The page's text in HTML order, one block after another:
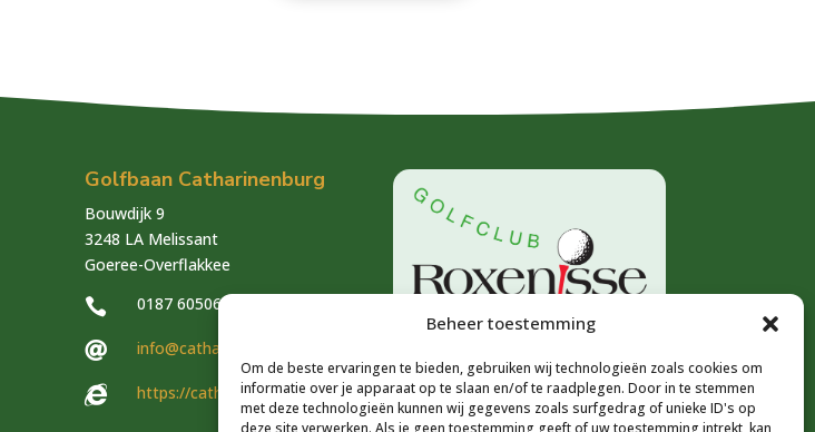
Beheer toestemming
Om de beste ervaringen te bieden, gebruiken wij technologieën zoals cookies om
informatie over je apparaat op te slaan en/of te raadplegen. Door in te stemmen
met deze technologieën kunnen wij gegevens zoals surfgedrag of unieke ID's op
deze site verwerken. Als je geen toestemming geeft of uw toestemming intrekt, kan
Golfbaan Catharinenburg
Bouwdijk 9
3248 LA Melissant
Goeree-Overflakkee
 0187 605060
 info@catharinenburg.nl
 https://catharinenburg.nl